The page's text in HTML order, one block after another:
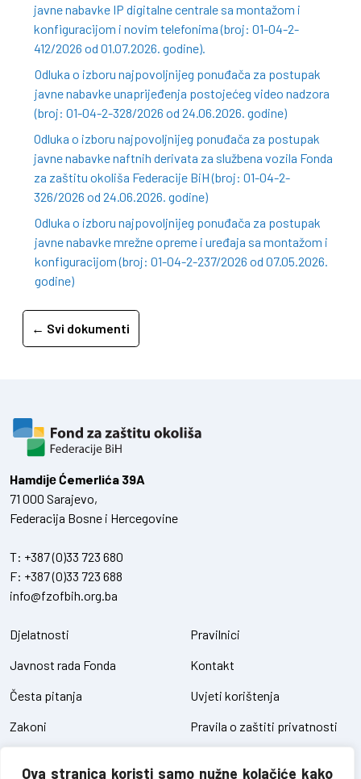
Ova stranica koristi samo nužne kolačiće kako
javne nabavke IP digitalne centrale sa montažom i
konfiguracijom i novim telefonima (broj: 01-04-2-
412/2026 od 01.07.2026. godine).
Odluka o izboru najpovoljnijeg ponuđača za postupak
javne nabavke unaprijeđenja postojećeg video nadzora
(broj: 01-04-2-328/2026 od 24.06.2026. godine)
Odluka o izboru najpovoljnijeg ponuđača za postupak
javne nabavke naftnih derivata za službena vozila Fonda
za zaštitu okoliša Federacije BiH (broj: 01-04-2-
326/2026 od 24.06.2026. godine)
Odluka o izboru najpovoljnijeg ponuđača za postupak
javne nabavke mrežne opreme i uređaja sa montažom i
konfiguracijom (broj: 01-04-2-237/2026 od 07.05.2026.
godine)
← Svi dokumenti
Hamdiје Ćemerlića 39A
71 000 Sarajevo,
Federacija Bosne i Hercegovine
T: +387 (0)33 723 680
F: +387 (0)33 723 688
info@fzofbih.org.ba
Djelatnosti
Javnost rada Fonda
Česta pitanja
Zakoni
Pravilnici
Kontakt
Uvjeti korištenja
Pravila o zaštiti privatnosti